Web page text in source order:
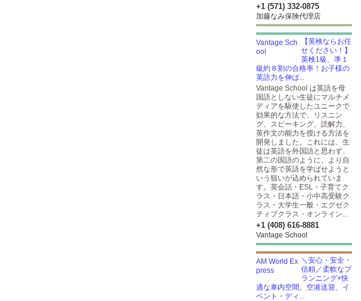
+1 (571) 332-0875
加藤なみ保険代理店
【英検ならお任
せください！】
英検1級、準１
級約８割の合格率！お子様の
英語力を伸ば...
Vantage School は英語を母
国語としない生徒にマルチメ
ディアを駆使したユニークで
効果的な方法で、リスニン
グ、スピーキング、読解力、
英作文の能力を授ける方法を
開発しました。これには、生
徒は英語を外国語と思わず、
第二の国語のように、より自
然な形で英語を学ばせようと
いう狙いが込められていま
す。英会話・ESL・子育てク
ラス・日本語・小中高受験ク
ラス・大学生一般・エグゼク
ティブクラス・オンライン...
+1 (408) 616-8881
Vantage School
＼安心・安全・
信頼／柔軟なプ
ランニング×快
適な車内空間。空港送迎、イ
ベント・ディ...